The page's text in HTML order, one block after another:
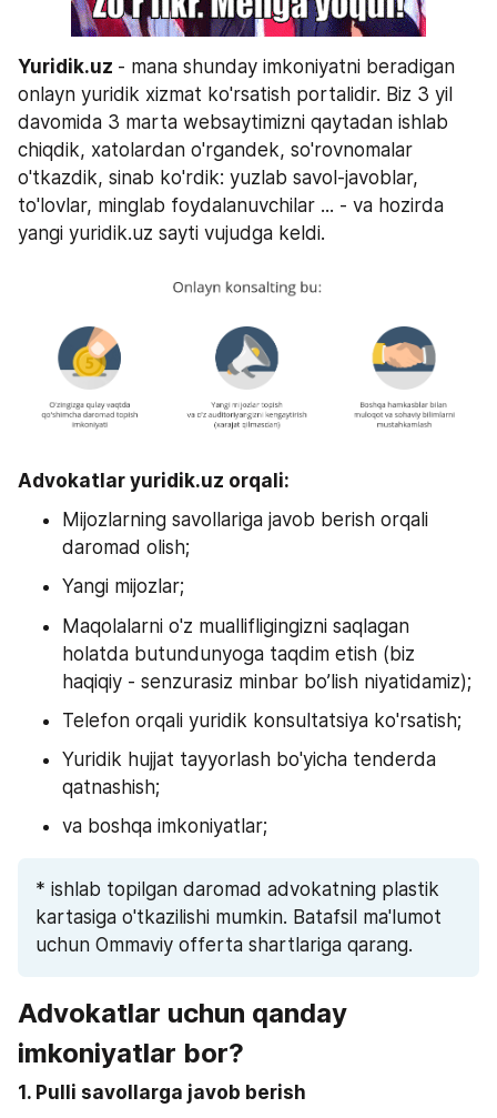
Yuridik.uz - mana shunday imkoniyatni beradigan
onlayn yuridik xizmat ko'rsatish portalidir. Biz 3 yil
davomida 3 marta websaytimizni qaytadan ishlab
chiqdik, xatolardan o'rgandek, so'rovnomalar
o'tkazdik, sinab ko'rdik: yuzlab savol-javoblar,
to'lovlar, minglab foydalanuvchilar ... - va hozirda
yangi yuridik.uz sayti vujudga keldi.
Advokatlar yuridik.uz orqali:
Mijozlarning savollariga javob berish orqali
daromad olish;
Yangi mijozlar;
Maqolalarni o'z muallifligingizni saqlagan
holatda butundunyoga taqdim etish (biz
haqiqiy - senzurasiz minbar bo’lish niyatidamiz);
Telefon orqali yuridik konsultatsiya ko'rsatish;
Yuridik hujjat tayyorlash bo'yicha tenderda
qatnashish;
va boshqa imkoniyatlar;
* ishlab topilgan daromad advokatning plastik
kartasiga o'tkazilishi mumkin. Batafsil ma'lumot
uchun Ommaviy offerta shartlariga qarang.
Advokatlar uchun qanday
imkoniyatlar bor?
1. Pulli savollarga javob berish